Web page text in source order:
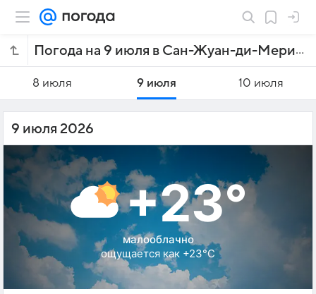
Погода на 9 июля в Сан-Жуан-ди-Мерити
8 июля 9 июля 10 июля
9 июля 2026
+23°
малооблачно
ощущается как +23°C